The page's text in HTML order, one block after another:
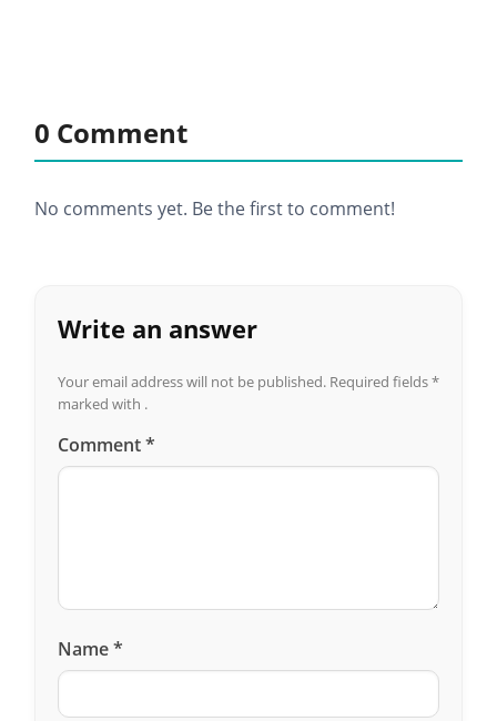
0 Comment
No comments yet. Be the first to comment!
Write an answer
Your email address will not be published. Required fields*
marked with .
Comment*
Name*